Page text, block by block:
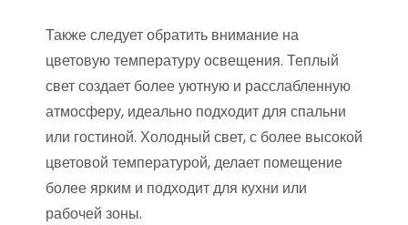
Также следует обратить внимание на
цветовую температуру освещения. Теплый
свет создает более уютную и расслабленную
атмосферу, идеально подходит для спальни
или гостиной. Холодный свет, с более высокой
цветовой температурой, делает помещение
более ярким и подходит для кухни или
рабочей зоны.